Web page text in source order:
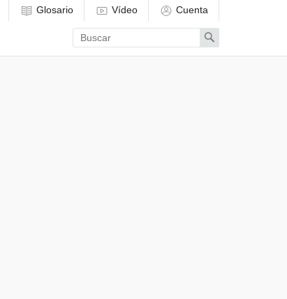
Glosario Vídeo Cuenta
Enter
search
term
Search